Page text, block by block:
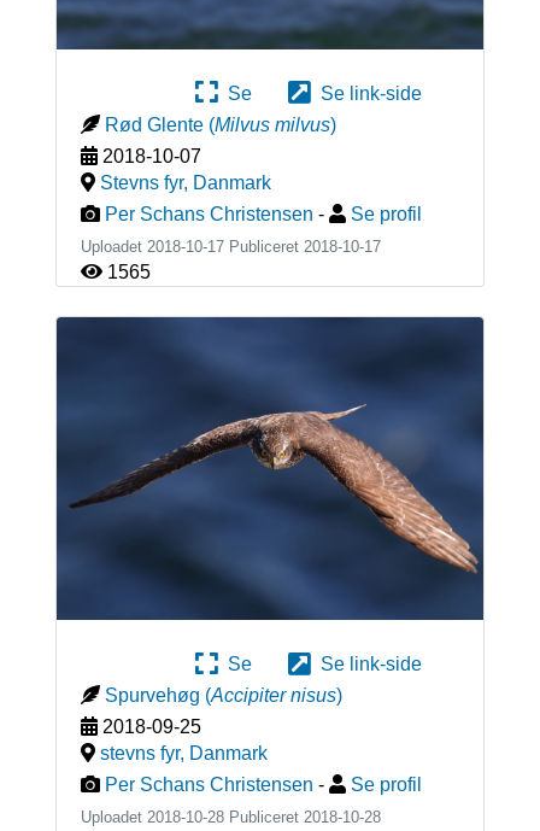
Se
Se link-side
Rød Glente (Milvus milvus)
2018-10-07
Stevns fyr, Danmark
Per Schans Christensen - Se profil
Uploadet 2018-10-17 Publiceret 2018-10-17
1565
Se
Se link-side
Spurvehøg (Accipiter nisus)
2018-09-25
stevns fyr, Danmark
Per Schans Christensen - Se profil
Uploadet 2018-10-28 Publiceret 2018-10-28